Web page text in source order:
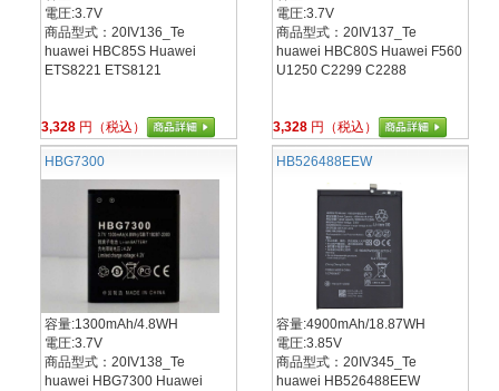
電圧:3.7V
商品型式：20IV136_Te
huawei HBC85S Huawei
ETS8221 ETS8121
3,328 円（税込）
電圧:3.7V
商品型式：20IV137_Te
huawei HBC80S Huawei F560
U1250 C2299 C2288
3,328 円（税込）
HBG7300
容量:1300mAh/4.8WH
電圧:3.7V
商品型式：20IV138_Te
huawei HBG7300 Huawei
HB526488EEW
容量:4900mAh/18.87WH
電圧:3.85V
商品型式：20IV345_Te
huawei HB526488EEW